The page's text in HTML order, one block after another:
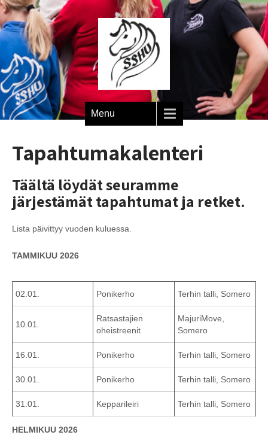
Menu
Tapahtumakalenteri
Täältä löydät seuramme
järjestämät tapahtumat ja retket.
Lista päivittyy vuoden kuluessa.
TAMMIKUU 2026
02.01. Ponikerho Terhin talli, Somero
10.01.
Ratsastajien
oheistreenit
MajuriMove,
Somero
16.01. Ponikerho Terhin talli, Somero
30.01. Ponikerho Terhin talli, Somero
31.01. Kepparileiri Terhin talli, Somero
HELMIKUU 2026